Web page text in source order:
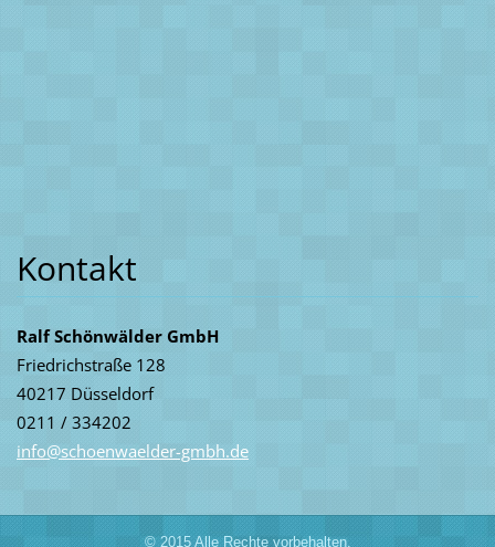
Kontakt
Ralf Schönwälder GmbH
Friedrichstraße 128
40217 Düsseldorf
0211 / 334202
info@schoenwaelder-gmbh.de
© 2015 Alle Rechte vorbehalten.